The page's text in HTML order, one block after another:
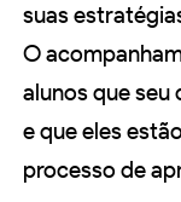
suas
O
alunos que
e que eles
processo de